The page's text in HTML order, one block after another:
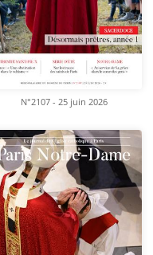
N°2107 - 25 juin 2026